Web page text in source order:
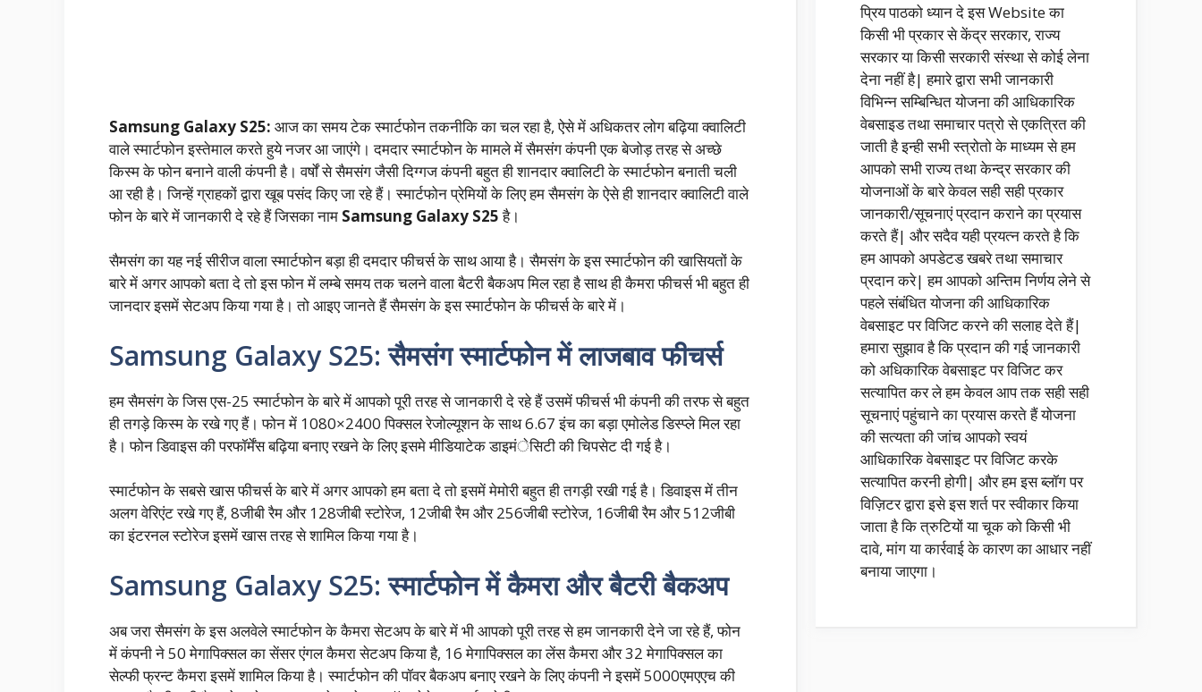
Samsung Galaxy S25: आज का समय टेक स्मार्टफोन तकनीकि का चल रहा है, ऐसे में अधिकतर लोग बढ़िया क्वालिटी
वाले स्मार्टफोन इस्तेमाल करते हुये नजर आ जाएंगे। दमदार स्मार्टफोन के मामले में सैमसंग कंपनी एक बेजोड़ तरह से अच्छे
किस्म के फोन बनाने वाली कंपनी है। वर्षों से सैमसंग जैसी दिग्गज कंपनी बहुत ही शानदार क्वालिटी के स्मार्टफोन बनाती चली
आ रही है। जिन्हें ग्राहकों द्वारा खूब पसंद किए जा रहे हैं। स्मार्टफोन प्रेमियों के लिए हम सैमसंग के ऐसे ही शानदार क्वालिटी वाले
फोन के बारे में जानकारी दे रहे हैं जिसका नाम Samsung Galaxy S25है।
सैमसंग का यह नई सीरीज वाला स्मार्टफोन बड़ा ही दमदार फीचर्स के साथ आया है। सैमसंग के इस स्मार्टफोन की खासियतों के
बारे में अगर आपको बता दे तो इस फोन में लम्बे समय तक चलने वाला बैटरी बैकअप मिल रहा है साथ ही कैमरा फीचर्स भी बहुत ही
जानदार इसमें सेटअप किया गया है। तो आइए जानते हैं सैमसंग के इस स्मार्टफोन के फीचर्स के बारे में।
Samsung Galaxy S25: सैमसंग स्मार्टफोन में लाजबाव फीचर्स
हम सैमसंग के जिस एस-25 स्मार्टफोन के बारे में आपको पूरी तरह से जानकारी दे रहे हैं उसमें फीचर्स भी कंपनी की तरफ से बहुत
ही तगड़े किस्म के रखे गए हैं। फोन में 1080×2400 पिक्सल रेजोल्यूशन के साथ 6.67 इंच का बड़ा एमोलेड डिस्प्ले मिल रहा
है। फोन डिवाइस की परफॉर्मेंस बढ़िया बनाए रखने के लिए इसमे मीडियाटेक डाइमंेसिटी की चिपसेट दी गई है।
स्मार्टफोन के सबसे खास फीचर्स के बारे में अगर आपको हम बता दे तो इसमें मेमोरी बहुत ही तगड़ी रखी गई है। डिवाइस में तीन
अलग वेरिएंट रखे गए हैं, 8जीबी रैम और 128जीबी स्टोरेज, 12जीबी रैम और 256जीबी स्टोरेज, 16जीबी रैम और 512जीबी
का इंटरनल स्टोरेज इसमें खास तरह से शामिल किया गया है।
Samsung Galaxy S25: स्मार्टफोन में कैमरा और बैटरी बैकअप
अब जरा सैमसंग के इस अलवेले स्मार्टफोन के कैमरा सेटअप के बारे में भी आपको पूरी तरह से हम जानकारी देने जा रहे हैं, फोन
में कंपनी ने 50 मेगापिक्सल का सेंसर एंगल कैमरा सेटअप किया है, 16 मेगापिक्सल का लेंस कैमरा और 32 मेगापिक्सल का
सेल्फी फ्रन्ट कैमरा इसमें शामिल किया है। स्मार्टफोन की पॉवर बैकअप बनाए रखने के लिए कंपनी ने इसमें 5000एमएएच की
प्रिय पाठको ध्यान दे इस Website का
किसी भी प्रकार से केंद्र सरकार, राज्य
सरकार या किसी सरकारी संस्था से कोई लेना
देना नहीं है| हमारे द्वारा सभी जानकारी
विभिन्न सम्बिन्धित योजना की आधिकारिक
वेबसाइड तथा समाचार पत्रो से एकत्रित की
जाती है इन्ही सभी स्त्रोतो के माध्यम से हम
आपको सभी राज्य तथा केन्द्र सरकार की
योजनाओं के बारे केवल सही सही प्रकार
जानकारी/सूचनाएं प्रदान कराने का प्रयास
करते हैं| और सदैव यही प्रयत्न करते है कि
हम आपको अपडेटड खबरे तथा समाचार
प्रदान करे| हम आपको अन्तिम निर्णय लेने से
पहले संबंधित योजना की आधिकारिक
वेबसाइट पर विजिट करने की सलाह देते हैं|
हमारा सुझाव है कि प्रदान की गई जानकारी
को अधिकारिक वेबसाइट पर विजिट कर
सत्यापित कर ले हम केवल आप तक सही सही
सूचनाएं पहुंचाने का प्रयास करते हैं योजना
की सत्यता की जांच आपको स्वयं
आधिकारिक वेबसाइट पर विजिट करके
सत्यापित करनी होगी| और हम इस ब्लॉग पर
विज़िटर द्वारा इसे इस शर्त पर स्वीकार किया
जाता है कि त्रुटियों या चूक को किसी भी
दावे, मांग या कार्रवाई के कारण का आधार नहीं
बनाया जाएगा।